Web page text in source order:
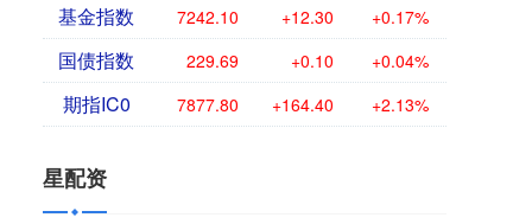
基金指数 7242.10 +12.30 +0.17%
国债指数 229.69 +0.10 +0.04%
期指IC0 7877.80 +164.40 +2.13%
星配资